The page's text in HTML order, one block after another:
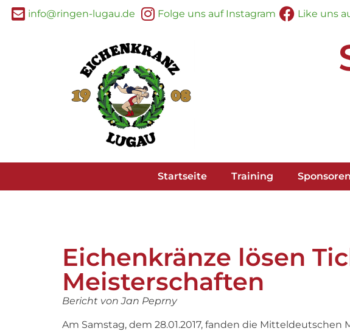
info@ringen-lugau.de Folge uns auf Instagram Like uns
Startseite Training Sponsoren
Eichenkränze lösen
Meisterschaften
Bericht von Jan Peprny
Am Samstag, dem 28.01.2017, fanden die